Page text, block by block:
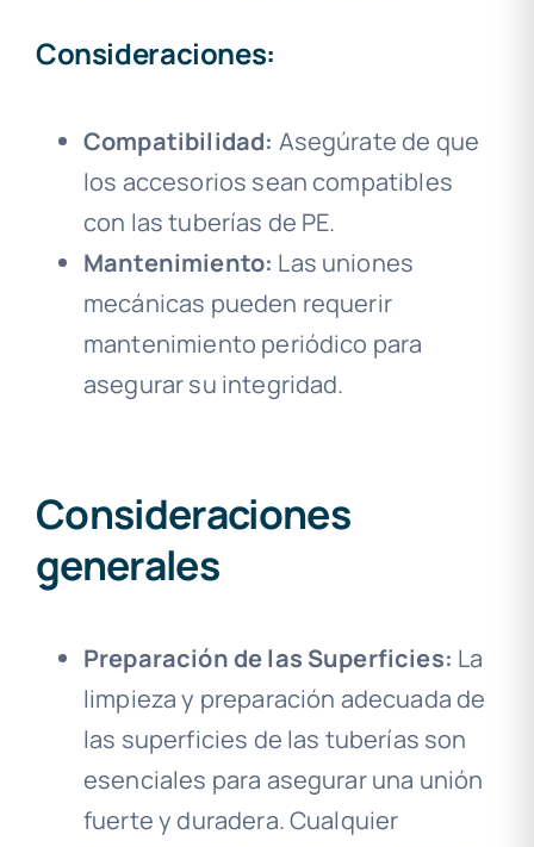
Consideraciones:
Compatibilidad: Asegúrate de que
los accesorios sean compatibles
con las tuberías de PE.
Mantenimiento: Las uniones
mecánicas pueden requerir
mantenimiento periódico para
asegurar su integridad.
Consideraciones
generales
Preparación de las Superficies: La
limpieza y preparación adecuada de
las superficies de las tuberías son
esenciales para asegurar una unión
fuerte y duradera. Cualquier